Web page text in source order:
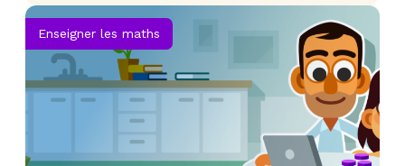
Enseigner les maths